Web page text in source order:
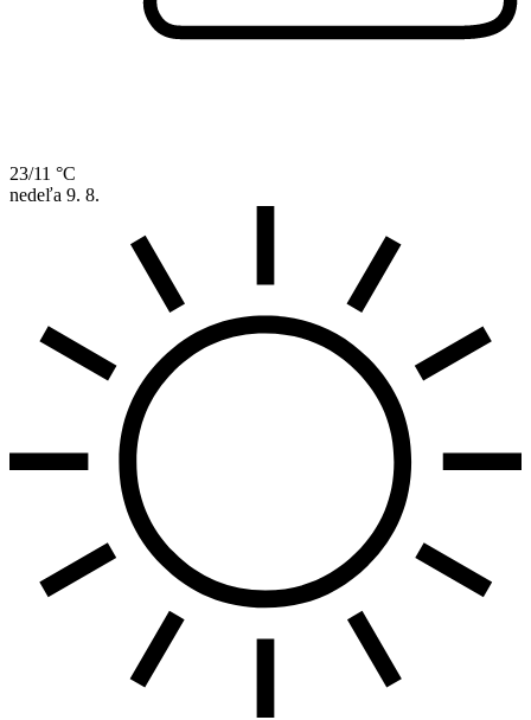
23/11 °C
nedeľa 9. 8.